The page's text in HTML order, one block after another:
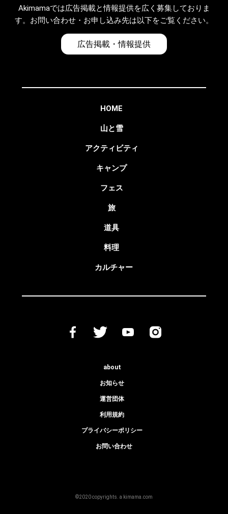
Akimamaでは広告掲載と情報提供を広く募集しておりま
す。お問い合わせ・お申し込み先は以下をご覧ください。
広告掲載・情報提供
HOME
山と雪
アクティビティ
キャンプ
フェス
旅
道具
料理
カルチャー
about
お知らせ
運営団体
利用規約
プライバシーポリシー
お問い合わせ
©2020 copyrights. a kimama.com